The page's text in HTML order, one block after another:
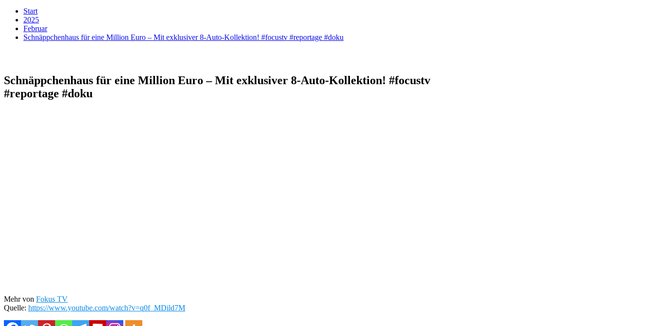
Start
2025
Februar
Schnäppchenhaus für eine Million Euro – Mit exklusiver 8-Auto-Kollektion! #focustv #reportage #doku
Schnäppchenhaus für eine Million Euro – Mit exklusiver 8-Auto-Kollektion! #focustv
#reportage #doku
Mehr von Fokus TV
Quelle: https://www.youtube.com/watch?v=q0f_MDild7M